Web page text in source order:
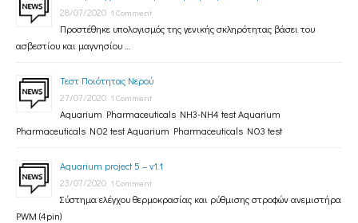
28/07/2020 1 Comment
Προστέθηκε υπολογισμός της γενικής σκληρότητας βάσει του
ασβεστίου και μαγνησίου …
Τεστ Ποιότητας Νερού
27/07/2020 1 Comment
Aquarium Pharmaceuticals NH3-NH4 test Aquarium
Pharmaceuticals NO2 test Aquarium Pharmaceuticals NO3 test
Aquarium project 5 – v1.1
23/07/2020 1 Comment
Σύστημα ελέγχου θερμοκρασίας και ρύθμισης στροφών ανεμιστήρα
PWM (4pin)